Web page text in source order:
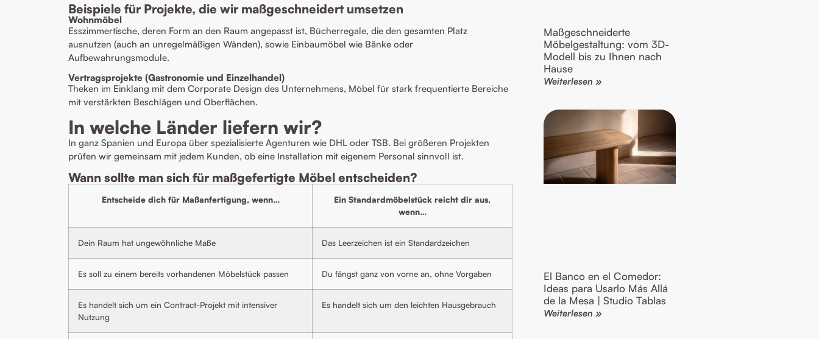
Beispiele für Projekte, die wir maßgeschneidert umsetzen
Wohnmöbel
Esszimmertische, deren Form an den Raum angepasst ist, Bücherregale, die den gesamten Platz
ausnutzen (auch an unregelmäßigen Wänden), sowie Einbaumöbel wie Bänke oder
Aufbewahrungsmodule.
Vertragsprojekte (Gastronomie und Einzelhandel)
Theken im Einklang mit dem Corporate Design des Unternehmens, Möbel für stark frequentierte Bereiche
mit verstärkten Beschlägen und Oberflächen.
In welche Länder liefern wir?
In ganz Spanien und Europa über spezialisierte Agenturen wie DHL oder TSB. Bei größeren Projekten
prüfen wir gemeinsam mit jedem Kunden, ob eine Installation mit eigenem Personal sinnvoll ist.
Wann sollte man sich für maßgefertigte Möbel entscheiden?
Entscheide dich für Maßanfertigung, wenn…
Ein Standardmöbelstück reicht dir aus,
wenn…
Dein Raum hat ungewöhnliche Maße Das Leerzeichen ist ein Standardzeichen
Es soll zu einem bereits vorhandenen Möbelstück passen Du fängst ganz von vorne an, ohne Vorgaben
Es handelt sich um ein Contract-Projekt mit intensiver
Nutzung
Es handelt sich um den leichten Hausgebrauch
Maßgeschneiderte
Möbelgestaltung: vom 3D-
Modell bis zu Ihnen nach
Hause
Weiterlesen »
El Banco en el Comedor:
Ideas para Usarlo Más Allá
de la Mesa | Studio Tablas
Weiterlesen »